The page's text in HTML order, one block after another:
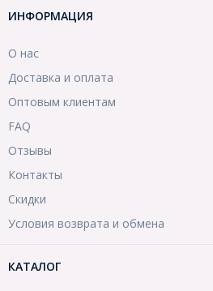
ИНФОРМАЦИЯ
О нас
Доставка и оплата
Оптовым клиентам
FAQ
Отзывы
Контакты
Скидки
Условия возврата и обмена
КАТАЛОГ